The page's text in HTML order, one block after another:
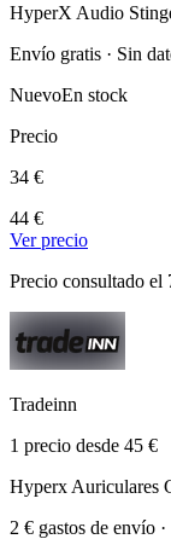
HyperX Audio
Envío gratis · Sin
NuevoEn stock
Precio
34 €
44 €
Ver precio
Precio consultado el
Tradeinn
1 precio desde 45 €
Hyperx Auriculares
2 € gastos de envío